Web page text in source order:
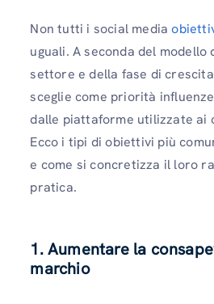
Non tutti i social media
uguali. A seconda del modello
settore e della fase di
sceglie come priorità
dalle piattaforme utilizzate ai
Ecco i tipi di obiettivi più
e come si concretizza il loro
pratica.
1. Aumentare la
marchio